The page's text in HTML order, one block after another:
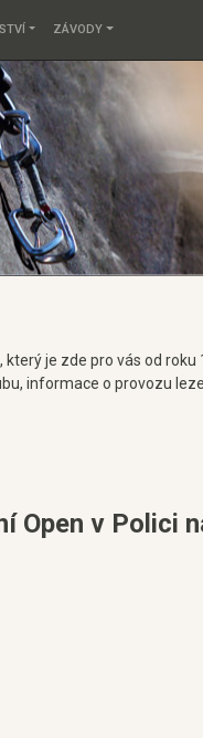
ZÁVODY
je zde pro vás od
informace o provozu
Open v Polici